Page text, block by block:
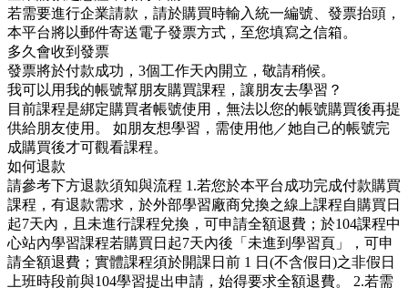
若需要進行企業請款，請於購買時輸入統一編號、發票抬頭，
本平台將以郵件寄送電子發票方式，至您填寫之信箱。
多久會收到發票
發票將於付款成功，3個工作天內開立，敬請稍候。
我可以用我的帳號幫朋友購買課程，讓朋友去學習？
目前課程是綁定購買者帳號使用，無法以您的帳號購買後再提
供給朋友使用。 如朋友想學習，需使用他／她自己的帳號完
成購買後才可觀看課程。
如何退款
請參考下方退款須知與流程 1.若您於本平台成功完成付款購買
課程，有退款需求，於外部學習廠商兌換之線上課程自購買日
起7天內，且未進行課程兌換，可申請全額退費；於104課程中
心站內學習課程若購買日起7天內後「未進到學習頁」，可申
請全額退費；實體課程須於開課日前 1 日(不含假日)之非假日
上班時段前與104學習提出申請，始得要求全額退費。 2.若需